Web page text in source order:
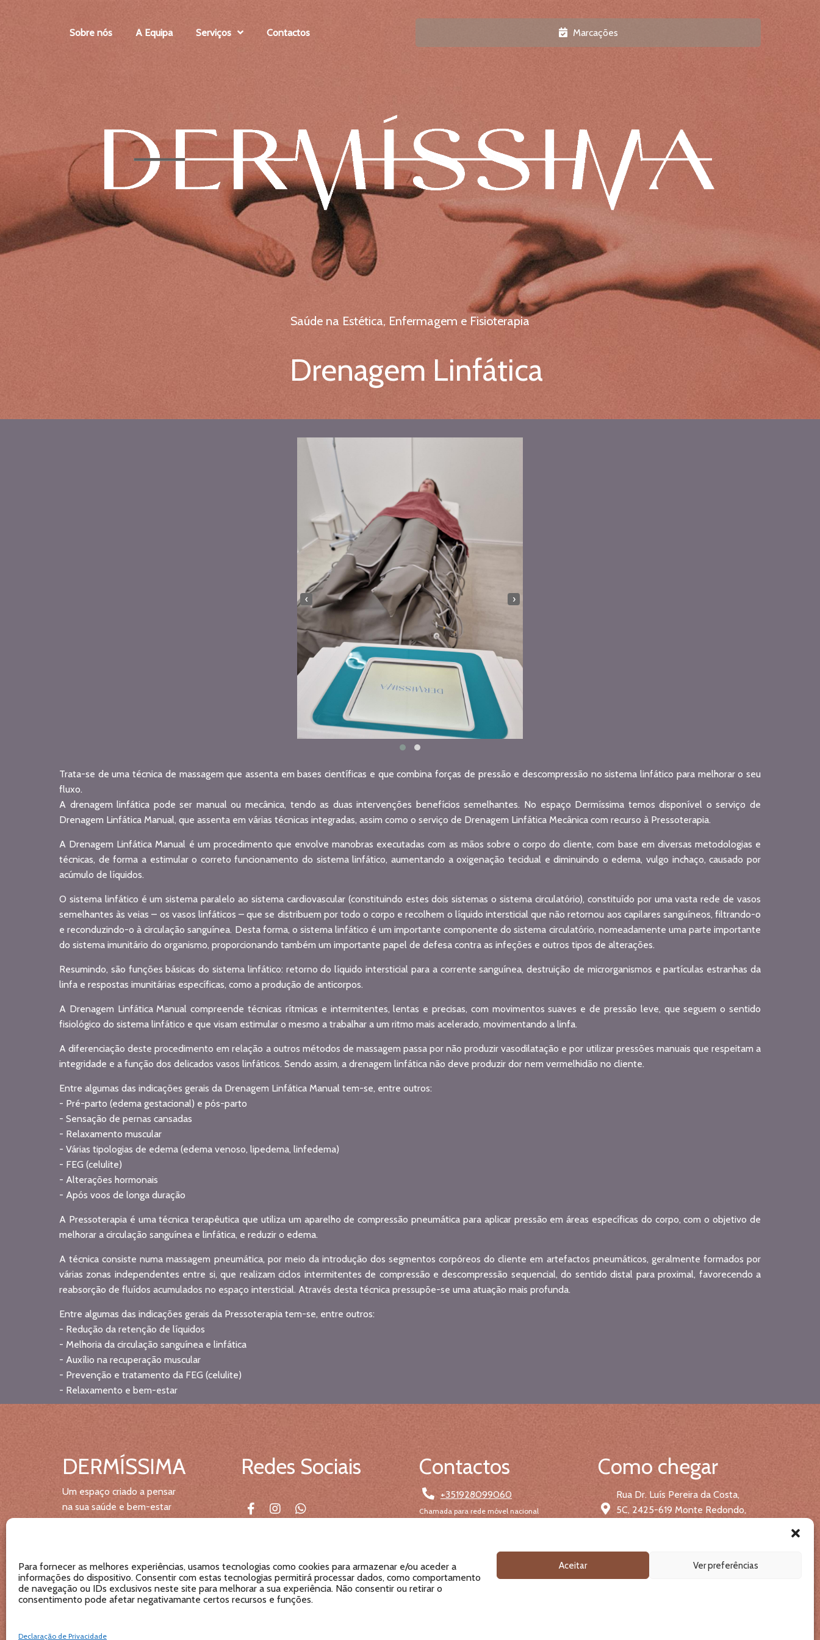
Para fornecer as melhores experiências, usamos tecnologias como cookies para armazenar e/ou aceder a
informações do dispositivo. Consentir com estas tecnologias permitirá processar dados, como comportamento
de navegação ou IDs exclusivos neste site para melhorar a sua experiência. Não consentir ou retirar o
consentimento pode afetar negativamante certos recursos e funções.
Aceitar Ver preferências
Declaração de Privacidade
Sobre nós A Equipa Serviços Contactos Marcações
Saúde na Estética, Enfermagem e Fisioterapia
Drenagem Linfática
‹ ›
Trata-se de uma técnica de massagem que assenta em bases científicas e que combina forças de pressão e descompressão no sistema linfático para melhorar o seu
fluxo.
A drenagem linfática pode ser manual ou mecânica, tendo as duas intervenções benefícios semelhantes. No espaço Dermíssima temos disponível o serviço de
Drenagem Linfática Manual, que assenta em várias técnicas integradas, assim como o serviço de Drenagem Linfática Mecânica com recurso à Pressoterapia.
A Drenagem Linfática Manual é um procedimento que envolve manobras executadas com as mãos sobre o corpo do cliente, com base em diversas metodologias e
técnicas, de forma a estimular o correto funcionamento do sistema linfático, aumentando a oxigenação tecidual e diminuindo o edema, vulgo inchaço, causado por
acúmulo de líquidos.
O sistema linfático é um sistema paralelo ao sistema cardiovascular (constituindo estes dois sistemas o sistema circulatório), constituído por uma vasta rede de vasos
semelhantes às veias – os vasos linfáticos – que se distribuem por todo o corpo e recolhem o líquido intersticial que não retornou aos capilares sanguíneos, filtrando-o
e reconduzindo-o à circulação sanguínea. Desta forma, o sistema linfático é um importante componente do sistema circulatório, nomeadamente uma parte importante
do sistema imunitário do organismo, proporcionando também um importante papel de defesa contra as infeções e outros tipos de alterações.
Resumindo, são funções básicas do sistema linfático: retorno do líquido intersticial para a corrente sanguínea, destruição de microrganismos e partículas estranhas da
linfa e respostas imunitárias específicas, como a produção de anticorpos.
A Drenagem Linfática Manual compreende técnicas rítmicas e intermitentes, lentas e precisas, com movimentos suaves e de pressão leve, que seguem o sentido
fisiológico do sistema linfático e que visam estimular o mesmo a trabalhar a um ritmo mais acelerado, movimentando a linfa.
A diferenciação deste procedimento em relação a outros métodos de massagem passa por não produzir vasodilatação e por utilizar pressões manuais que respeitam a
integridade e a função dos delicados vasos linfáticos. Sendo assim, a drenagem linfática não deve produzir dor nem vermelhidão no cliente.
Entre algumas das indicações gerais da Drenagem Linfática Manual tem-se, entre outros:
- Pré-parto (edema gestacional) e pós-parto
- Sensação de pernas cansadas
- Relaxamento muscular
- Várias tipologias de edema (edema venoso, lipedema, linfedema)
- FEG (celulite)
- Alterações hormonais
- Após voos de longa duração
A Pressoterapia é uma técnica terapêutica que utiliza um aparelho de compressão pneumática para aplicar pressão em áreas específicas do corpo, com o objetivo de
melhorar a circulação sanguínea e linfática, e reduzir o edema.
A técnica consiste numa massagem pneumática, por meio da introdução dos segmentos corpóreos do cliente em artefactos pneumáticos, geralmente formados por
várias zonas independentes entre si, que realizam ciclos intermitentes de compressão e descompressão sequencial, do sentido distal para proximal, favorecendo a
reabsorção de fluídos acumulados no espaço intersticial. Através desta técnica pressupõe-se uma atuação mais profunda.
Entre algumas das indicações gerais da Pressoterapia tem-se, entre outros:
- Redução da retenção de líquidos
- Melhoria da circulação sanguínea e linfática
- Auxílio na recuperação muscular
- Prevenção e tratamento da FEG (celulite)
- Relaxamento e bem-estar
DERMÍSSIMA
Um espaço criado a pensar
na sua saúde e bem-estar
Redes Sociais Contactos
+351928099060
Chamada para rede móvel nacional
Como chegar
Rua Dr. Luís Pereira da Costa,
5C, 2425-619 Monte Redondo,
Livro de Reclamações Online